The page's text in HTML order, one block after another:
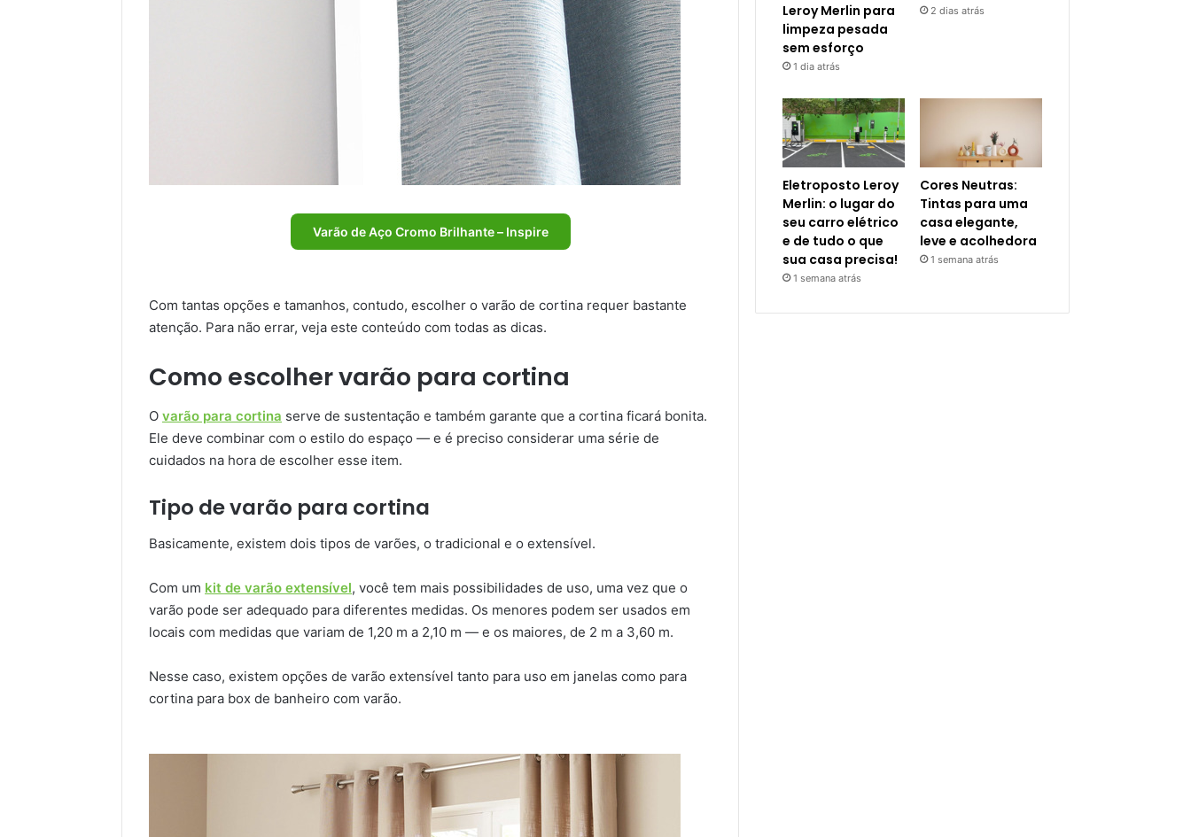
Varão de Aço Cromo Brilhante – Inspire
Com tantas opções e tamanhos, contudo, escolher o varão de cortina requer bastante
atenção. Para não errar, veja este conteúdo com todas as dicas.
Como escolher varão para cortina
O varão para cortina serve de sustentação e também garante que a cortina ficará bonita.
Ele deve combinar com o estilo do espaço — e é preciso considerar uma série de
cuidados na hora de escolher esse item.
Tipo de varão para cortina
Basicamente, existem dois tipos de varões, o tradicional e o extensível.
Com um kit de varão extensível, você tem mais possibilidades de uso, uma vez que o
varão pode ser adequado para diferentes medidas. Os menores podem ser usados em
locais com medidas que variam de 1,20 m a 2,10 m — e os maiores, de 2 m a 3,60 m.
Nesse caso, existem opções de varão extensível tanto para uso em janelas como para
cortina para box de banheiro com varão.
Leroy Merlin para
limpeza pesada
sem esforço
1 dia atrás
2 dias atrás
Eletroposto Leroy
Merlin: o lugar do
seu carro elétrico
e de tudo o que
sua casa precisa!
1 semana atrás
Cores Neutras:
Tintas para uma
casa elegante,
leve e acolhedora
1 semana atrás